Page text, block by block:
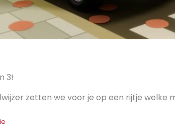
3!
zetten we voor je op een rijtje welke